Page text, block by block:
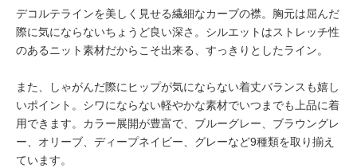
デコルテラインを美しく見せる繊細なカーブの襟。胸元は屈んだ
際に気にならないちょうど良い深さ。シルエットはストレッチ性
のあるニット素材だからこそ出来る、すっきりとしたライン。
また、しゃがんだ際にヒップが気にならない着丈バランスも嬉し
いポイント。シワにならない軽やかな素材でいつまでも上品に着
用できます。カラー展開が豊富で、ブルーグレー、ブラウングレ
ー、オリーブ、ディープネイビー、グレーなど9種類を取り揃え
ています。